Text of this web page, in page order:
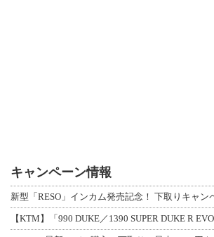
キャンペーン情報
【KTM】「990 DUKE／1390 SUPER DUKE R